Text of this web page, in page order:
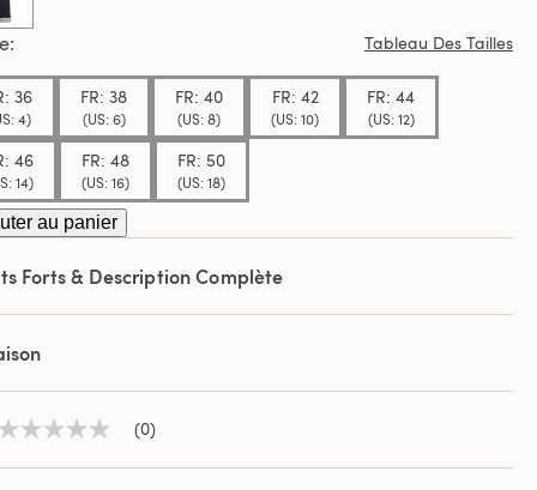
Tableau Des Tailles
36
4)
FR: 38
(US: 6)
FR: 40
(US: 8)
FR: 42
(US: 10)
FR: 44
(US: 12)
46
14)
FR: 48
(US: 16)
FR: 50
(US: 18)
au panier
Forts & Description Complète
Aucune (0)